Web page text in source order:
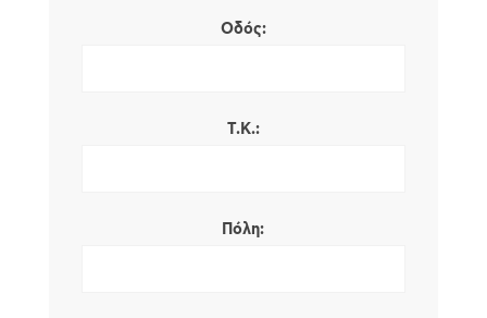
Οδός:
Τ.Κ.:
Πόλη: